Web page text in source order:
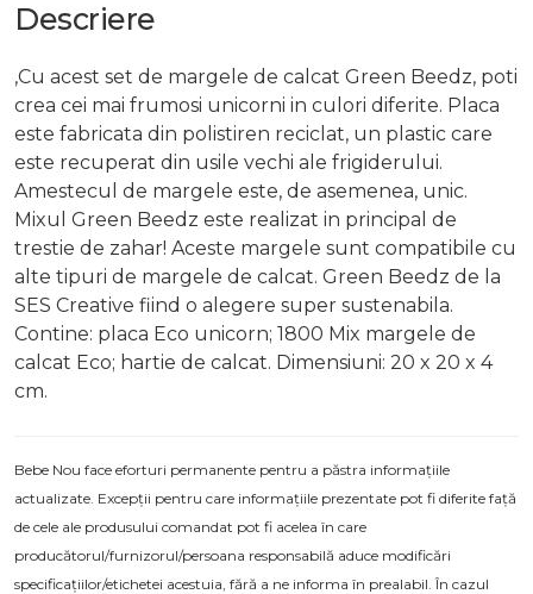
Descriere
,Cu acest set de margele de calcat Green Beedz, poti
crea cei mai frumosi unicorni in culori diferite. Placa
este fabricata din polistiren reciclat, un plastic care
este recuperat din usile vechi ale frigiderului.
Amestecul de margele este, de asemenea, unic.
Mixul Green Beedz este realizat in principal de
trestie de zahar! Aceste margele sunt compatibile cu
alte tipuri de margele de calcat. Green Beedz de la
SES Creative fiind o alegere super sustenabila.
Contine: placa Eco unicorn; 1800 Mix margele de
calcat Eco; hartie de calcat. Dimensiuni: 20 x 20 x 4
cm.
Bebe Nou face eforturi permanente pentru a păstra informațiile
actualizate. Excepții pentru care informațiile prezentate pot fi diferite față
de cele ale produsului comandat pot fi acelea în care
producătorul/furnizorul/persoana responsabilă aduce modificări
specificațiilor/etichetei acestuia, fără a ne informa în prealabil. În cazul